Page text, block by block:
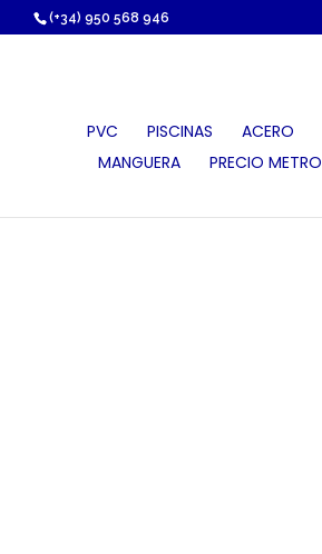
https://proauri.es/
(+34) 950 568 946
PVC PISCINAS ACERO
MANGUERA
PRECIO METRO